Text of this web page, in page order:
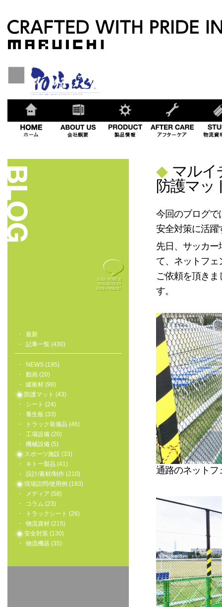
最新
記事一覧 (430)
NEWS (195)
動画 (20)
緩衝材 (98)
防護マット (43)
シート (24)
養生板 (33)
トラック装備品 (46)
工場設備 (20)
機械設備 (5)
スポーツ施設 (33)
キトー製品 (41)
設計/素材/制作 (210)
現場訪問/使用例 (183)
メディア (58)
コラム (23)
トラックシート (26)
物流資材 (215)
安全対策 (130)
物流機器 (35)
◆ マル
防護マッ
今回のブログで
安全対策に活躍
先日、サッカ
て、ネットフ
ご依頼を頂き
す。
通路のネットフ